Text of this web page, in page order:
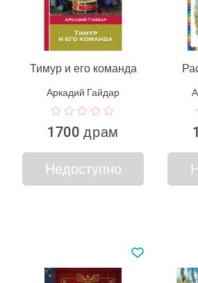
Тимур и его команда
Аркадий Гайдар
1700 драм
Недоступно